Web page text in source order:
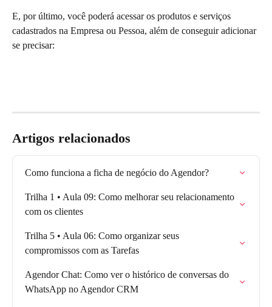
E, por último, você poderá acessar os produtos e serviços
cadastrados na Empresa ou Pessoa, além de conseguir adicionar
se precisar:
Artigos relacionados
Como funciona a ficha de negócio do Agendor?
Trilha 1 • Aula 09: Como melhorar seu relacionamento
com os clientes
Trilha 5 • Aula 06: Como organizar seus
compromissos com as Tarefas
Agendor Chat: Como ver o histórico de conversas do
WhatsApp no Agendor CRM